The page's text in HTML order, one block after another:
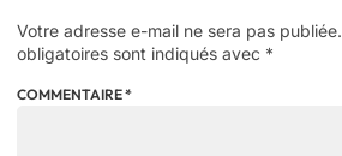
Votre adresse e-mail ne sera pas publiée.
obligatoires sont indiqués avec *
COMMENTAIRE*